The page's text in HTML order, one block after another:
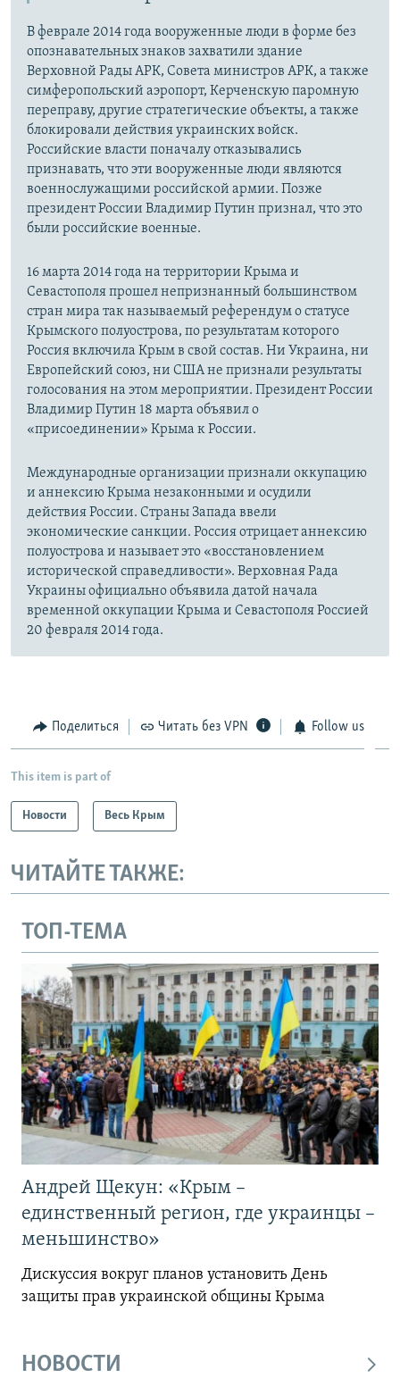
В феврале 2014 года вооруженные люди в форме без
опознавательных знаков захватили здание
Верховной Рады АРК, Совета министров АРК, а также
симферопольский аэропорт, Керченскую паромную
переправу, другие стратегические объекты, а также
блокировали действия украинских войск.
Российские власти поначалу отказывались
признавать, что эти вооруженные люди являются
военнослужащими российской армии. Позже
президент России Владимир Путин признал, что это
были российские военные.
16 марта 2014 года на территории Крыма и
Севастополя прошел непризнанный большинством
стран мира так называемый референдум о статусе
Крымского полуострова, по результатам которого
Россия включила Крым в свой состав. Ни Украина, ни
Европейский союз, ни США не признали результаты
голосования на этом мероприятии. Президент России
Владимир Путин 18 марта объявил о
«присоединении» Крыма к России.
Международные организации признали оккупацию
и аннексию Крыма незаконными и осудили
действия России. Страны Запада ввели
экономические санкции. Россия отрицает аннексию
полуострова и называет это «восстановлением
исторической справедливости». Верховная Рада
Украины официально объявила датой начала
временной оккупации Крыма и Севастополя Россией
20 февраля 2014 года.
Поделиться Читать без VPN Follow us
This item is part of
Новости Весь Крым
ЧИТАЙТЕ ТАКЖЕ:
ТОП-ТЕМА
Андрей Щекун: «Крым –
единственный регион, где украинцы –
меньшинство»
Дискуссия вокруг планов установить День
защиты прав украинской общины Крыма
НОВОСТИ